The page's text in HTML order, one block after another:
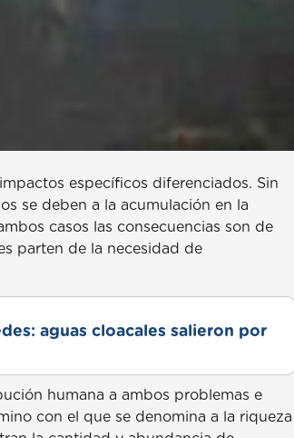
específicos diferenciados. Sin
se deben a la acumulación en la
casos las consecuencias son de
parten de la necesidad de
aguas cloacales salieron por
humana a ambos problemas e
con el que se denomina a la riqueza